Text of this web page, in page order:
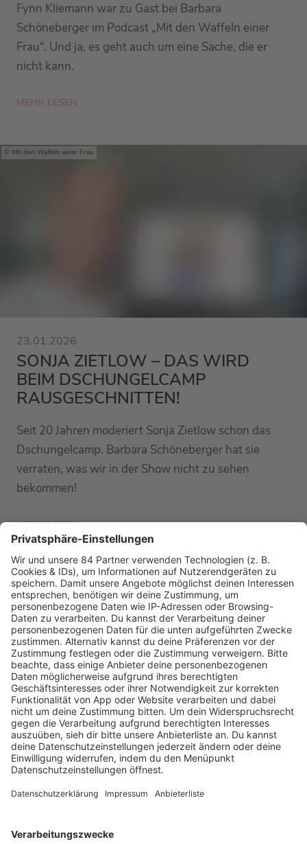
Fynn Kliemann war zu Gast bei Barbara
Schöneberger im Podcast „Mit den Waffeln einer
Frau“. Und ja, es geht auch um eine Sache, die er
nicht kann.
MEHR LESEN
Mit den Waffeln einer Frau
23.01.2026
SONJA ZIETLOW – DAS WIRD
BEIM DSCHUNGELCAMP
RAUSGESCHNITTEN!
Seit 20 Jahren moderiert Sonja Zietlow schon das
Dschungelcamp. Barbara Schöneberger hat sie
verraten, was wir in der Show nicht zu sehen
bekommen!
MEHR LESEN
PODCAST-GÄSTE: MEHR NEWS
HOME
RADIOS
barba radio
Lagerfeuer
Füße hoch
Schmusekatze
Song Contest
Mädelsabend
Ich hasse Sport